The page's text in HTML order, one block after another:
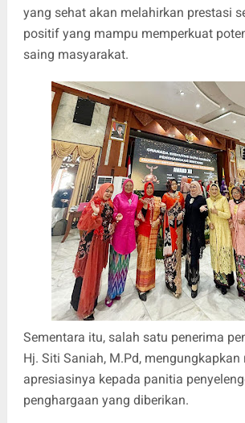
yang sehat akan melahirkan prestasi
positif yang mampu memperkuat
saing masyarakat.
Sementara itu, salah satu penerima
Hj. Siti Saniah, M.Pd, mengungkapkan
apresiasinya kepada panitia
penghargaan yang diberikan.